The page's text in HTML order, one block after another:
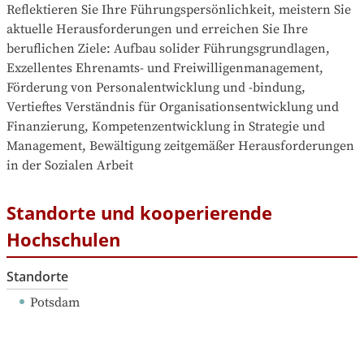
Reflektieren Sie Ihre Führungspersönlichkeit, meistern Sie
aktuelle Herausforderungen und erreichen Sie Ihre
beruflichen Ziele: Aufbau solider Führungsgrundlagen,
Exzellentes Ehrenamts- und Freiwilligenmanagement,
Förderung von Personalentwicklung und -bindung,
Vertieftes Verständnis für Organisationsentwicklung und
Finanzierung, Kompetenzentwicklung in Strategie und
Management, Bewältigung zeitgemäßer Herausforderungen
in der Sozialen Arbeit
Standorte und kooperierende
Hochschulen
Standorte
Potsdam